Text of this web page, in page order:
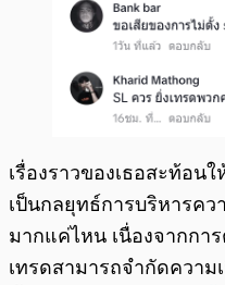
เรื่องราวของเธอสะท้อนใ
เป็นกลยุทธ์การบริหารค
มากแค่ไหน เนื่องจากการ
เทรดสามารถจำกัดควา